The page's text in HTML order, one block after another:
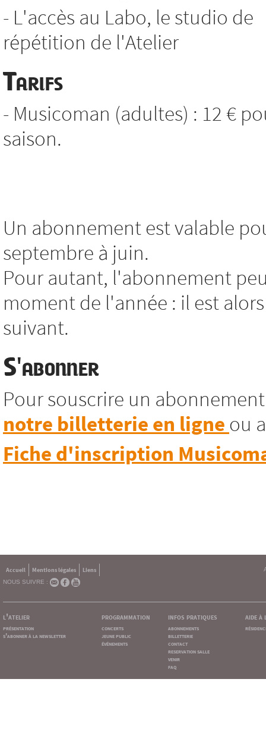
- L'accès au Labo, le studio de
répétition de l'Atelier
Tarifs
- Musicoman (adultes) : 12 €
saison.
Un abonnement est valable
septembre à juin.
Pour autant, l'abonnement
moment de l'année : il est
suivant.
S'abonner
Pour souscrire un
notre billetterie en ligne ou
Fiche d'inscription
Accueil Mentions légales
Liens
NOUS SUIVRE :
l'atelier
présentation
s'abonner à la newsletter
programmation
concerts
jeune public
événements
infos pratiques
abonnements
billetterie
contact
reservation salle
venir
faq
aide